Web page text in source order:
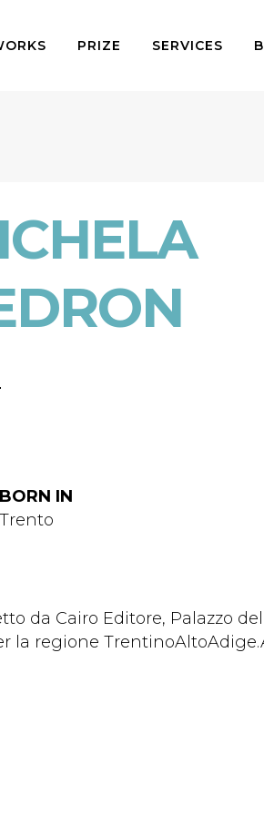
PRIZE SERVICES
BORN IN
Trento
da Cairo Editore, Palazzo
la regione